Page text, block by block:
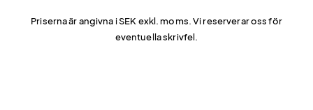
Priserna är angivna i SEK exkl. moms. Vi reserverar oss för
eventuella skrivfel.